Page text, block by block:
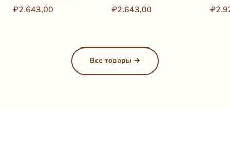
₽2.643,00 ₽2.643,00
Все товары →